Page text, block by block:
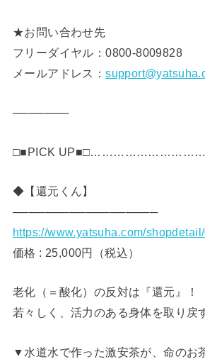
★お問い合わせ先
フリーダイヤル：0800-8009828
メールアドレス：
───────
□■PICK
◆【還元くん】
──────────────────
https://www.yatsuha.com/
価格 : 25,000円（税込）
老化（＝酸化）の反対は『還元』！
若々しく、活力のある身体を取り戻
▼水道水で作った激安茶が、命のお